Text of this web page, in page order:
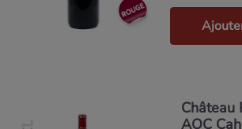
Château
AOC